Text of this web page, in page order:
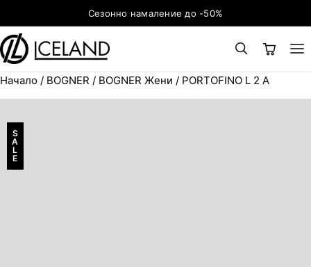
Към съдържаниетоСезонно намаление до -50%
ТЪРСЕНЕ
Начало / BOGNER / BOGNER Жени / PORTOFINO L 2 A
S
A
L
E